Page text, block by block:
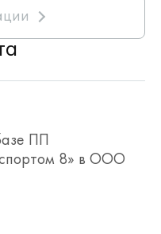
ПП
8» в ООО